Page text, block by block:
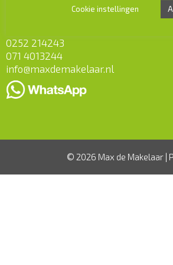
0252 214243
071 4013244
info@maxdemakelaar.nl
© 2026 Max de Makelaar |
Cookie instellingen